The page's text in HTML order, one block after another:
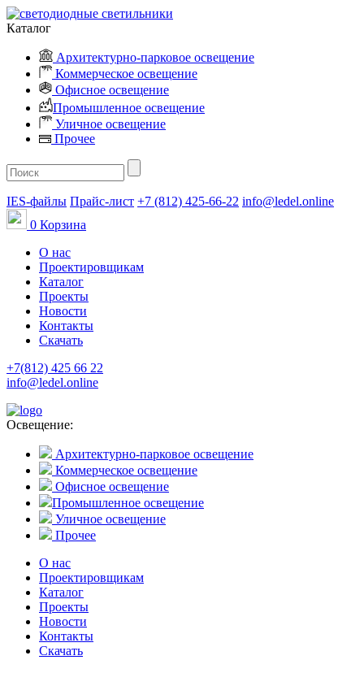
Каталог
Архитектурно-парковое освещение
Коммерческое освещение
Офисное освещение
Промышленное освещение
Уличное освещение
Прочее
IES-файлы Прайс-лист +7 (812) 425-66-22 info@ledel.online
0 Корзина
О нас
Проектировщикам
Каталог
Проекты
Новости
Контакты
Скачать
+7(812) 425 66 22
info@ledel.online
Освещение:
Архитектурно-парковое освещение
Коммерческое освещение
Офисное освещение
Промышленное освещение
Уличное освещение
Прочее
О нас
Проектировщикам
Каталог
Проекты
Новости
Контакты
Скачать